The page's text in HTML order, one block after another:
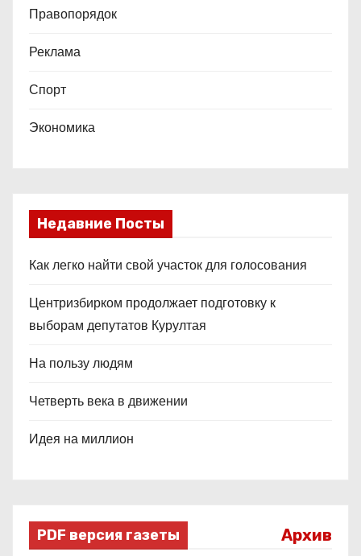
Правопорядок
Реклама
Спорт
Экономика
Недавние Посты
Как легко найти свой участок для голосования
Центризбирком продолжает подготовку к
выборам депутатов Курултая
На пользу людям
Четверть века в движении
Идея на миллион
PDF версия газеты Архив